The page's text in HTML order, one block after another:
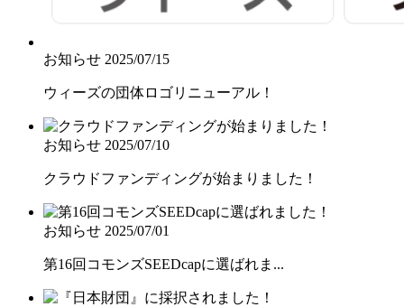
お知らせ 2025/07/15
ウィーズの団体ロゴリニューアル！
お知らせ 2025/07/10
クラウドファンディングが始まりました！
お知らせ 2025/07/01
第16回コモンズSEEDcapに選ばれま...